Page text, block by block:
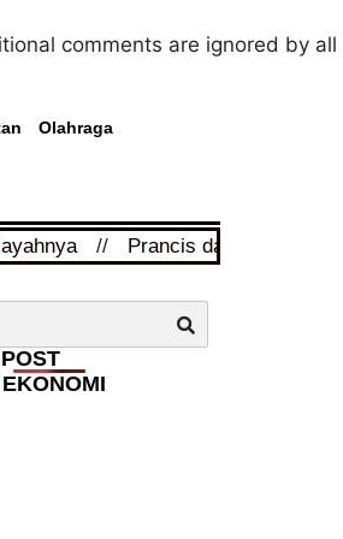
comments are ignored by all
Olahraga
// Prancis dan Arab